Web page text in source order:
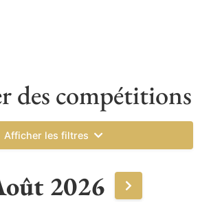
des compétitions
Afficher les filtres
2026